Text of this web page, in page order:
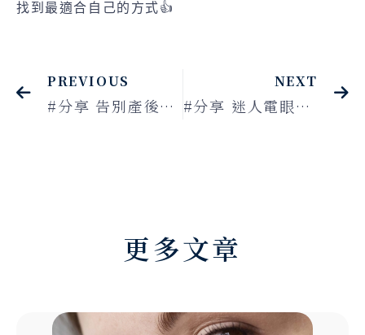
找到最適合自己的方式👍
PREVIOUS
#分享 告別產後變成「布袋奶」！推薦媽媽們重返少女胸型的隆乳手術
NEXT
#分享 迷人電眼的關鍵在臥蠶！想要擁有愛笑的眼睛「這招」比玻尿酸更有用
更多文章